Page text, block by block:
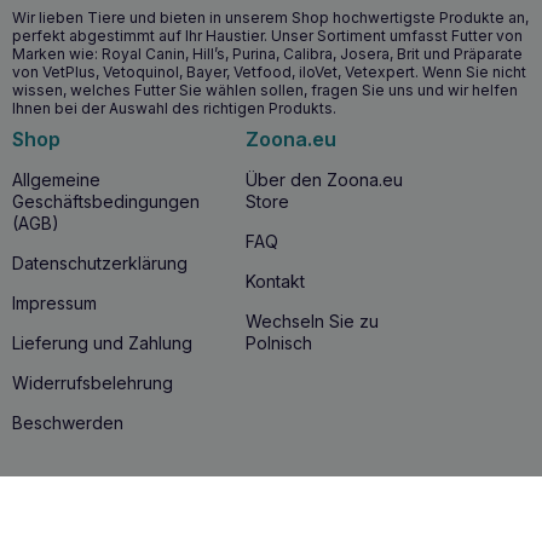
Wir lieben Tiere und bieten in unserem Shop hochwertigste Produkte an,
perfekt abgestimmt auf Ihr Haustier. Unser Sortiment umfasst Futter von
Marken wie: Royal Canin, Hill’s, Purina, Calibra, Josera, Brit und Präparate
von VetPlus, Vetoquinol, Bayer, Vetfood, iloVet, Vetexpert. Wenn Sie nicht
wissen, welches Futter Sie wählen sollen, fragen Sie uns und wir helfen
Ihnen bei der Auswahl des richtigen Produkts.
Shop
Allgemeine
Geschäftsbedingungen
(AGB)
Datenschutzerklärung
Impressum
Lieferung und Zahlung
Widerrufsbelehrung
Beschwerden
Zoona.eu
Über den Zoona.eu
Store
FAQ
Kontakt
Wechseln Sie zu
Polnisch